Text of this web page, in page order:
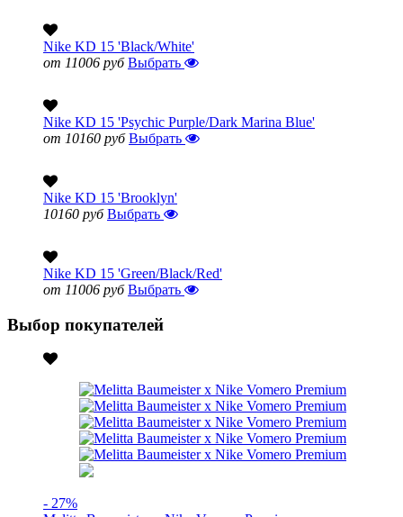
Nike KD 15 'Black/White'
от 11006 руб Выбрать
Nike KD 15 'Psychic Purple/Dark Marina Blue'
от 10160 руб Выбрать
Nike KD 15 'Brooklyn'
10160 руб Выбрать
Nike KD 15 'Green/Black/Red'
от 11006 руб Выбрать
Выбор покупателей
- 27%